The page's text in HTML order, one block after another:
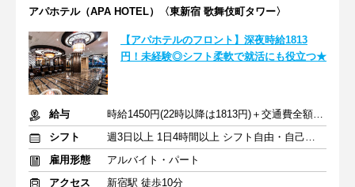
アパホテル（APA HOTEL）〈東新宿 歌舞伎町タワー〉
【アパホテルのフロント】深夜時給1813
円！未経験◎シフト柔軟で就活にも役立つ★
給与
時給1450円(22時以降は1813円)＋交通費全額支給
シフト
週3日以上 1日4時間以上 シフト自由・自己申告
雇用形態
アルバイト・パート
アクセス
新宿駅 徒歩10分